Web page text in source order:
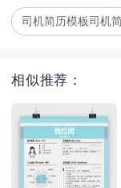
司机简历模板司机
相似推荐：